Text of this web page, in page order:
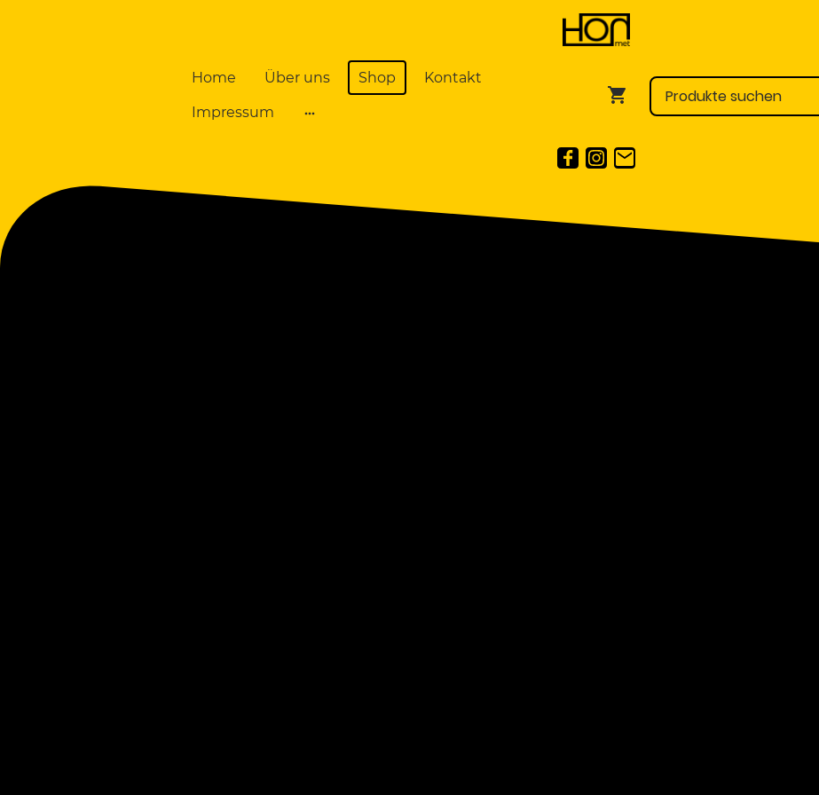
Home Über uns Shop Kontakt
Impressum